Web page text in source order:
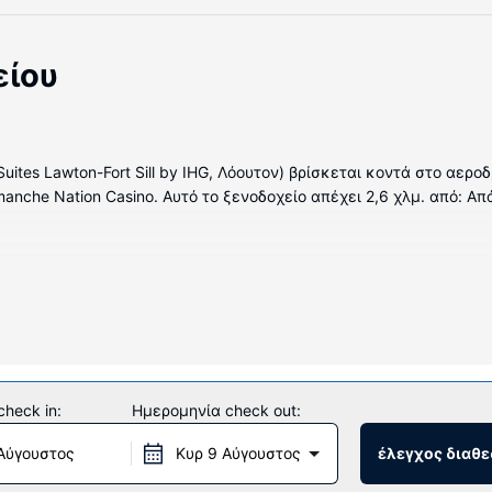
Lawton-Fort Sill by IHG, Λόουτον) βρίσκεται κοντά στο
Nation Casino. Αυτό το ξενοδοχείο απέχει 2,6 χλμ. από:
δωμάτια, όπου υπάρχουν φούρνοι μικροκυμάτων και
όπως μπανιέρα υδρομασάζ, γυμναστήριο ανοιχτό όλο το 24ωρο
δωρεάν ασύρματο ίντερνετ, κατάστημα δώρων/περίπτερο με
in: Ημερομηνία check out:
Κυρ 9 Αύγουστος έλεγχος